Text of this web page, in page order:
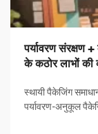
पर्यावरण संरक्षण
के कठोर लाभों की
स्थायी पैकेजिंग
पर्यावरण-अनुकूल